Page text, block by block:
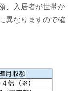
、入居者が世帯か
異なりますので確